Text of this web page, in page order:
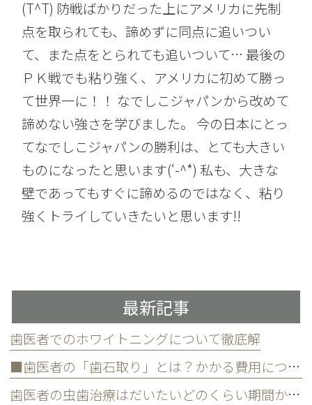
(T^T) 防戦ばかりだった上にアメリカに先制
点を取られても、諦めずに同点に追いつい
て、また点をとられても追いついて… 最後の
ＰＫ戦でも粘り強く、アメリカに初めて勝っ
て世界一に！！ なでしこジャパンから改めて
諦めない強さを学びました。 今の日本にとっ
てなでしこジャパンの勝利は、とても大きい
ものになったと思います(‘-^*) 私も、大きな
壁であってもすぐに諦めるのではなく、粘り
強くトライしていきたいと思います!!
最新記事
歯医者でのホワイトニングについて徹底解
■歯医者の「歯石取り」とは？かかる費用について
歯医者の虫歯治療はだいたいどのくらい期間かかる？